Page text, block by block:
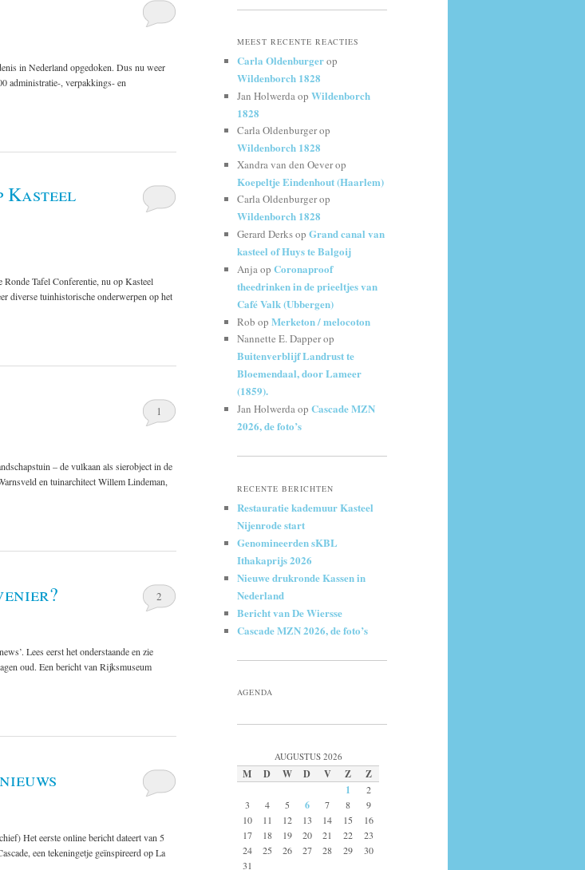
in Nederland opgedoken. Dus nu weer
administratie-, verpakkings- en
Kasteel
Ronde Tafel Conferentie, nu op Kasteel
diverse tuinhistorische onderwerpen op het
1
– de vulkaan als sierobject in de
en tuinarchitect Willem Lindeman,
2
Lees eerst het onderstaande en zie
oud. Een bericht van Rijksmuseum
Het eerste online bericht dateert van 5
een tekeningetje geïnspireerd op La
MEEST RECENTE REACTIES
Carla Oldenburgerop
Wildenborch 1828
Jan Holwerdaop Wildenborch
1828
Carla Oldenburgerop
Wildenborch 1828
Xandra van den Oeverop
Koepeltje Eindenhout (Haarlem)
Carla Oldenburgerop
Wildenborch 1828
Gerard Derksop Grand canal van
kasteel of Huys te Balgoij
Anjaop Coronaproof
theedrinken in de prieeltjes van
Café Valk (Ubbergen)
Rob op Merketon / melocoton
Nannette E. Dapperop
Buitenverblijf Landrust te
Bloemendaal, door Lameer
(1859).
Jan Holwerdaop Cascade MZN
2026, de foto’s
RECENTE BERICHTEN
Restauratie kademuur Kasteel
Nijenrode start
Genomineerden sKBL
Ithakaprijs 2026
Nieuwe drukronde Kassen in
Nederland
Bericht van De Wiersse
Cascade MZN 2026, de foto’s
AGENDA
AUGUSTUS 2026
M D W D V Z
Z
1
2
3
4 5 6 7 8
9
10
11 12 13 14 15
16
17
18 19 20 21 22
23
24
25 26 27 28 29
30
31